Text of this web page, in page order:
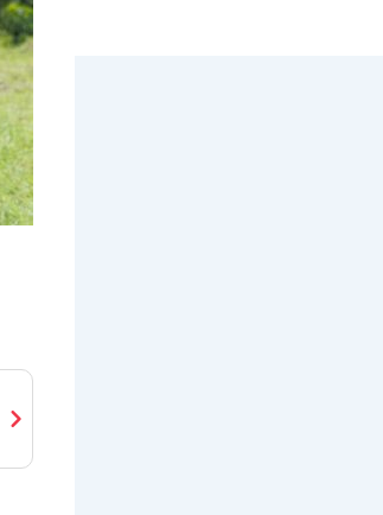
chevron_right